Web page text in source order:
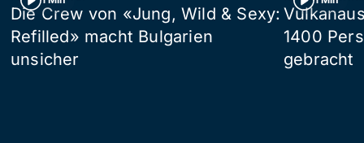
Die Crew von «Jung, Wild & Sexy:
Refilled» macht Bulgarien
unsicher
1400
gebracht